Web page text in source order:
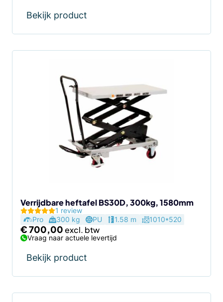
€ 475,00.
Bekijk product
Verrijdbare heftafel BS30D, 300kg, 1580mm
1 review
Pro
300 kg PU 1.58 m 1010*520
€700,00
Vraag naar actuele levertijd
Bekijk product